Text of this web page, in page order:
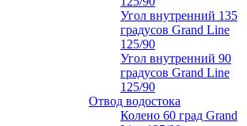
Угол внутренний 135
градусов Grand Line
125/90
Угол внутренний 90
градусов Grand Line
125/90
Отвод водостока
Колено 60 град Grand